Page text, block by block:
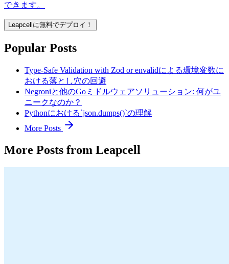
できます。
Leapcellに無料でデプロイ！
Popular Posts
Type-Safe Validation with Zod or envalidによる環境変数に
おける落とし穴の回避
Negroniと他のGoミドルウェアソリューション: 何がユ
ニークなのか？
Pythonにおける`json.dumps()`の理解
More Posts
More Posts from Leapcell